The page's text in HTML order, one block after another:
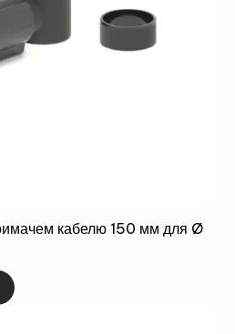
БАЧИТИ
кабелю 150 мм для Ø